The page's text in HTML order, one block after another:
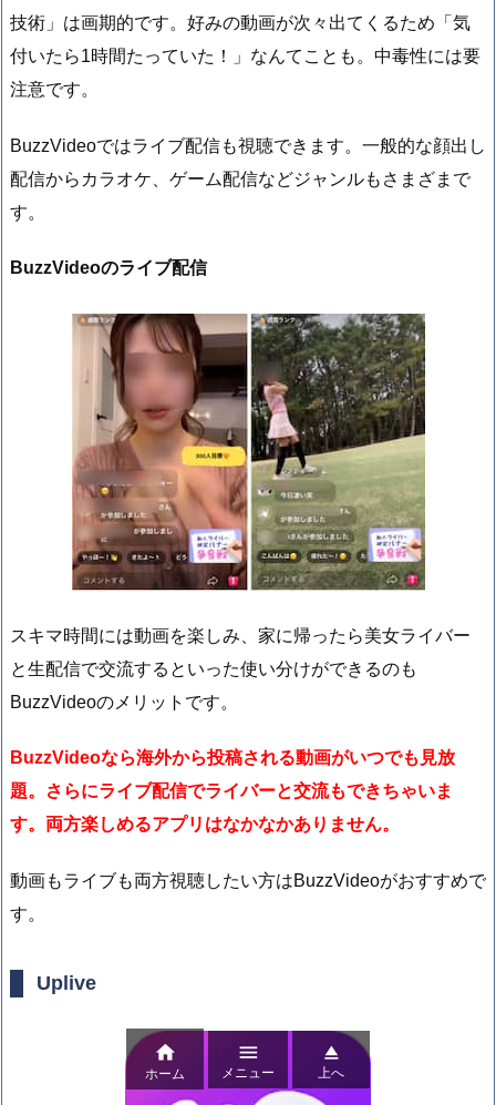
技術」は画期的です。好みの動画が次々出てくるため「気
付いたら1時間たっていた！」なんてことも。中毒性には要
注意です。
BuzzVideoではライブ配信も視聴できます。一般的な顔出し
配信からカラオケ、ゲーム配信などジャンルもさまざまで
す。
BuzzVideoのライブ配信
スキマ時間には動画を楽しみ、家に帰ったら美女ライバー
と生配信で交流するといった使い分けができるのも
BuzzVideoのメリットです。
BuzzVideoなら海外から投稿される動画がいつでも見放
題。さらにライブ配信でライバーと交流もできちゃいま
す。両方楽しめるアプリはなかなかありません。
動画もライブも両方視聴したい方はBuzzVideoがおすすめで
す。
Uplive

ホーム

メニュー

上へ